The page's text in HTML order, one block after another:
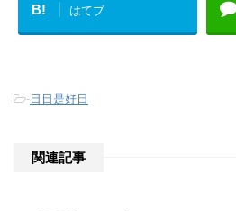
B! はてブ
-日日是好日
関連記事